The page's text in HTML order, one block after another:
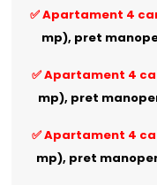
✅ Apartament 4
mp), pret
✅ Apartament 4
mp), pret
✅ Apartament 4
mp), pret